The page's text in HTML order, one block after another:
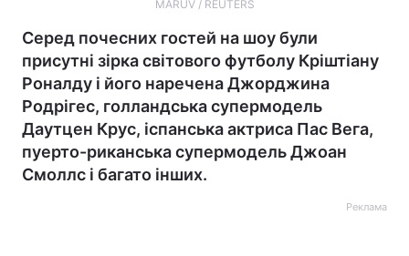
MARUV / REUTERS
Серед почесних гостей на шоу були
присутні зірка світового футболу Кріштіану
Роналду і його наречена Джорджина
Родрігес, голландська супермодель
Даутцен Крус, іспанська актриса Пас Вега,
пуерто-риканська супермодель Джоан
Смоллс і багато інших.
Реклама